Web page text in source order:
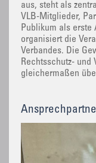
aus, steht als
VLB-Mitglieder,
Publikum als erste
organisiert die
Verbandes. Die
Rechtsschutz- und
gleichermaßen